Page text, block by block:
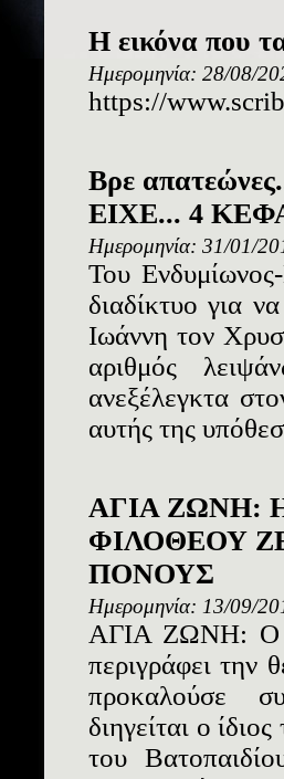
Η εικόνα που
Ημερομηνία: 28/08/
https://
Βρε
ΕΙΧΕ... 4
Ημερομηνία: 31/01/
Του
διαδίκτυο για
Ιωάννη τον
αριθμός
ανεξέλεγκτα
αυτής της
ΑΓΙΑ ΖΩΝΗ:
ΦΙΛΟΘΕΟΥ
ΠΟΝΟΥΣ
Ημερομηνία: 13/09/
ΑΓΙΑ ΖΩΝΗ: Ο
περιγράφει την
προκαλούσε
διηγείται ο
του